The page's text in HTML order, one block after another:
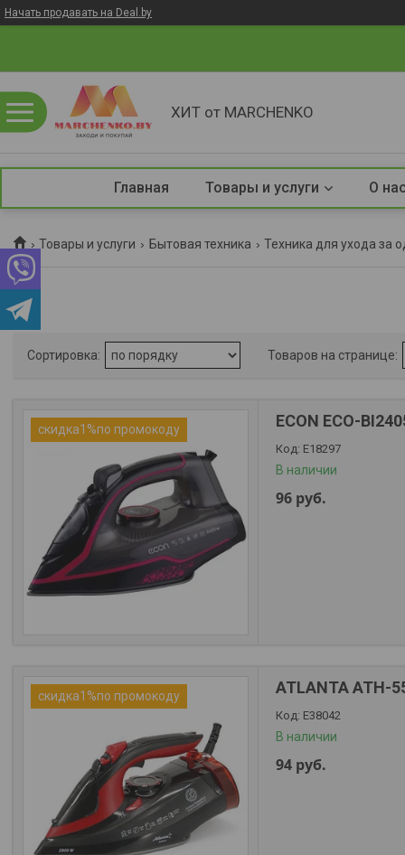
Начать продавать на Deal.by
ХИТ от MARCHENKO
Главная Товары и услуги О
Товары и услуги Бытовая техника Техника для ухода за
скидка1%по промокоду ECON ECO-
Е18297
В наличии
96 руб.
скидка1%по промокоду ATLANTA ATH-
Е38042
В наличии
94 руб.